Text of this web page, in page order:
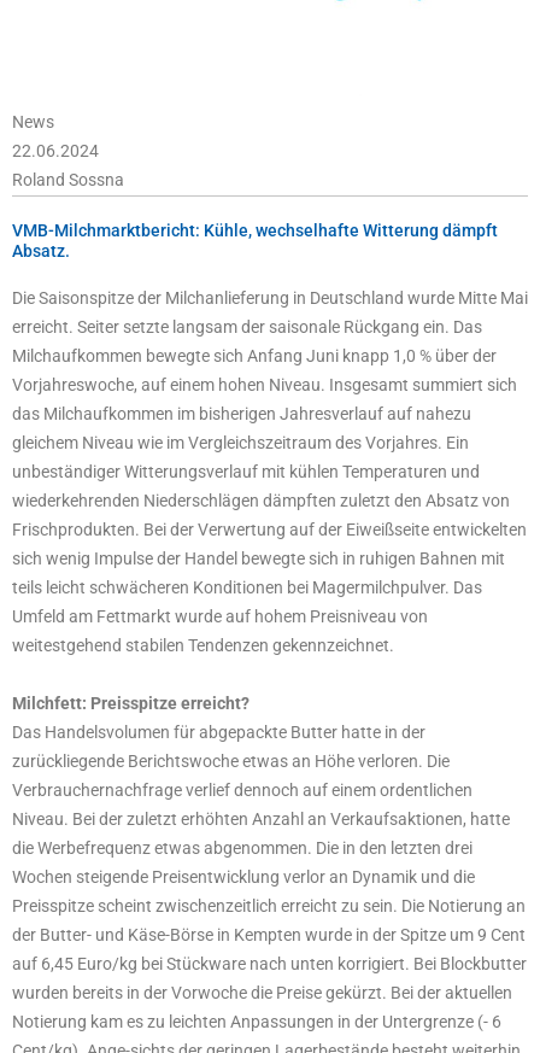
News
22.06.2024
Roland Sossna
VMB-Milchmarktbericht: Kühle, wechselhafte Witterung dämpft
Absatz.
Die Saisonspitze der Milchanlieferung in Deutschland wurde Mitte Mai
erreicht. Seiter setzte langsam der saisonale Rückgang ein. Das
Milchaufkommen bewegte sich Anfang Juni knapp 1,0 % über der
Vorjahreswoche, auf einem hohen Niveau. Insgesamt summiert sich
das Milchaufkommen im bisherigen Jahresverlauf auf nahezu
gleichem Niveau wie im Vergleichszeitraum des Vorjahres. Ein
unbeständiger Witterungsverlauf mit kühlen Temperaturen und
wiederkehrenden Niederschlägen dämpften zuletzt den Absatz von
Frischprodukten. Bei der Verwertung auf der Eiweißseite entwickelten
sich wenig Impulse der Handel bewegte sich in ruhigen Bahnen mit
teils leicht schwächeren Konditionen bei Magermilchpulver. Das
Umfeld am Fettmarkt wurde auf hohem Preisniveau von
weitestgehend stabilen Tendenzen gekennzeichnet.
Milchfett: Preisspitze erreicht?
Das Handelsvolumen für abgepackte Butter hatte in der
zurückliegende Berichtswoche etwas an Höhe verloren. Die
Verbrauchernachfrage verlief dennoch auf einem ordentlichen
Niveau. Bei der zuletzt erhöhten Anzahl an Verkaufsaktionen, hatte
die Werbefrequenz etwas abgenommen. Die in den letzten drei
Wochen steigende Preisentwicklung verlor an Dynamik und die
Preisspitze scheint zwischenzeitlich erreicht zu sein. Die Notierung an
der Butter- und Käse-Börse in Kempten wurde in der Spitze um 9 Cent
auf 6,45 Euro/kg bei Stückware nach unten korrigiert. Bei Blockbutter
wurden bereits in der Vorwoche die Preise gekürzt. Bei der aktuellen
Notierung kam es zu leichten Anpassungen in der Untergrenze (- 6